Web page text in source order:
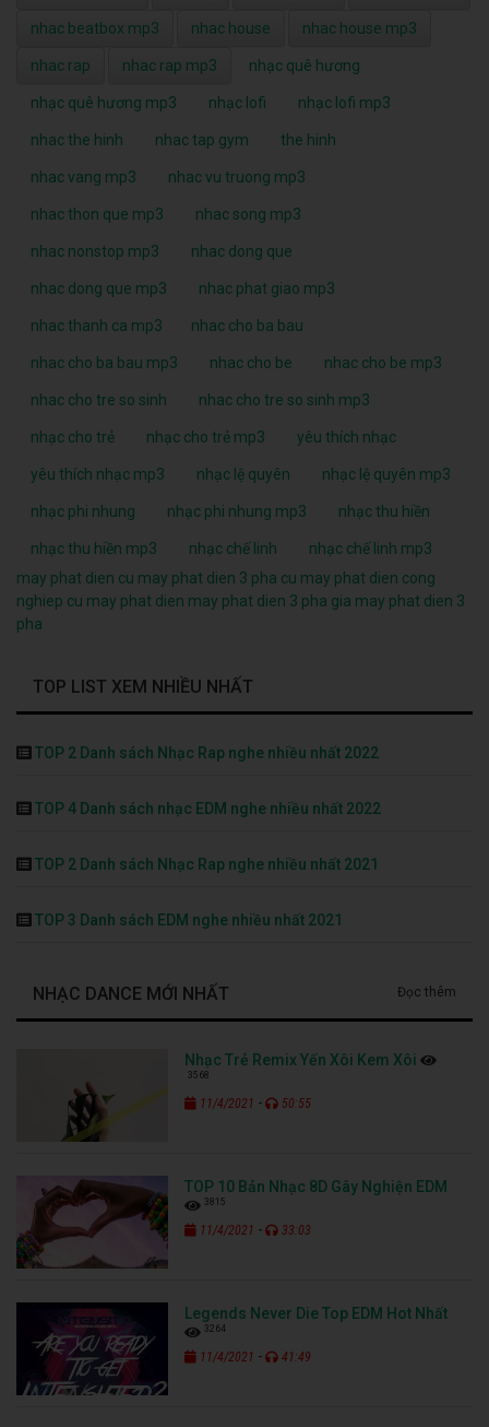
nhac beatbox mp3 nhac house nhac house mp3
nhac rap nhac rap mp3 nhạc quê hương
nhạc quê hương mp3 nhạc lofi nhạc lofi mp3
nhac the hinh nhac tap gym the hinh
nhac vang mp3 nhac vu truong mp3
nhac thon que mp3 nhac song mp3
nhac nonstop mp3 nhac dong que
nhac dong que mp3 nhac phat giao mp3
nhac thanh ca mp3 nhac cho ba bau
nhac cho ba bau mp3 nhac cho be nhac cho be mp3
nhac cho tre so sinh nhac cho tre so sinh mp3
nhạc cho trẻ nhạc cho trẻ mp3 yêu thích nhạc
yêu thích nhạc mp3 nhạc lệ quyên nhạc lệ quyên mp3
nhạc phi nhung nhạc phi nhung mp3 nhạc thu hiền
nhạc thu hiền mp3 nhạc chế linh
nhạc chế linh mp3
may phat dien cu may phat dien 3 pha cu may phat dien cong
nghiep cu may phat dien may phat dien 3 pha gia may phat dien 3
pha
TOP LIST XEM NHIỀU NHẤT
TOP 2 Danh sách Nhạc Rap nghe nhiều nhất 2022
TOP 4 Danh sách nhạc EDM nghe nhiều nhất 2022
TOP 2 Danh sách Nhạc Rap nghe nhiều nhất 2021
TOP 3 Danh sách EDM nghe nhiều nhất 2021
NHẠC DANCE MỚI NHẤT Đọc thêm
Nhạc Trẻ Remix Yến Xôi Kem Xôi
3568
11/4/2021 - 50:55
TOP 10 Bản Nhạc 8D Gây Nghiện EDM
3815
11/4/2021 - 33:03
Legends Never Die Top EDM Hot Nhất
3264
11/4/2021 - 41:49